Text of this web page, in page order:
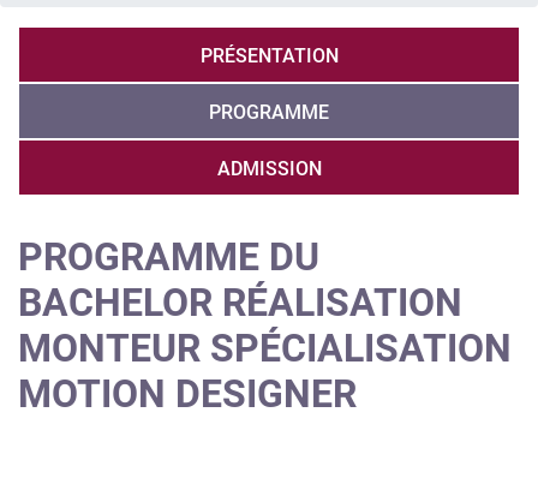
PRÉSENTATION
PROGRAMME
ADMISSION
PROGRAMME DU
BACHELOR RÉALISATION
MONTEUR SPÉCIALISATION
MOTION DESIGNER